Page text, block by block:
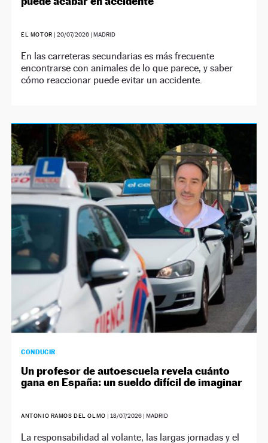
EL MOTOR | 20/07/2026| MADRID
En las carreteras secundarias es más frecuente
encontrarse con animales de lo que parece, y saber
cómo reaccionar puede evitar un accidente.
CONDUCIR
Un profesor de autoescuela revela cuánto
gana en España: un sueldo difícil de imaginar
ANTONIO RAMOS DEL OLMO | 18/07/2026| MADRID
La responsabilidad al volante, las largas jornadas y el